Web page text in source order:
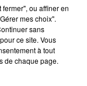
droit d’entrée
ou affiner en
mes choix".
sans
ce site. Vous
à tout
de chaque page.